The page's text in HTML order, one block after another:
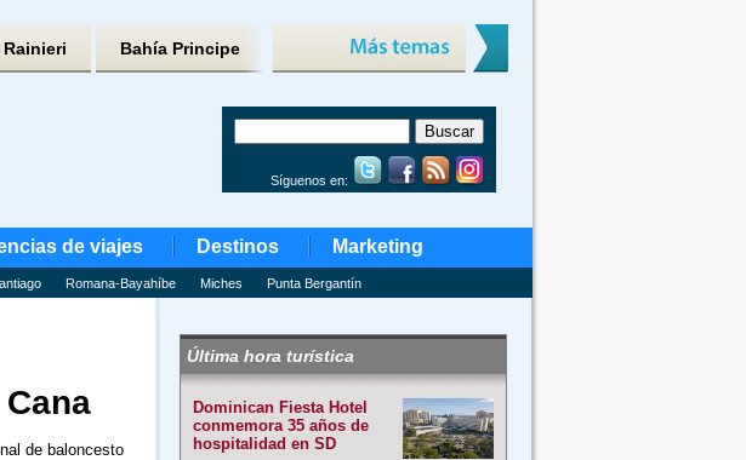
Bahía Principe
Síguenos en:
de viajes Destinos Marketing
Romana-Bayahíbe Miches Punta Bergantín
de baloncesto
Última hora turística
Dominican Fiesta Hotel
conmemora 35 años de
hospitalidad en SD